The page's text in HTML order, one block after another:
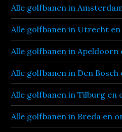
Alle golfbanen in
Alle golfbanen in Utrecht
Alle golfbanen in Apeldoorn
Alle golfbanen in Den Bosch
Alle golfbanen in Tilburg en
Alle golfbanen in Breda en